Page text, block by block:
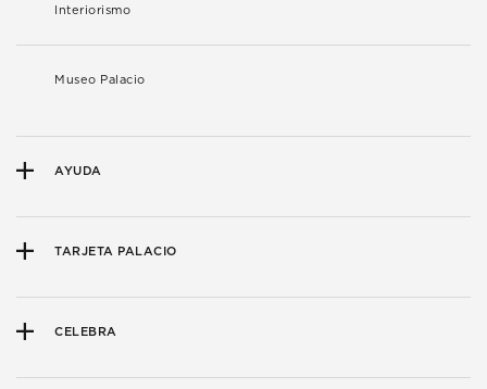
Interiorismo
Museo Palacio
AYUDA
TARJETA PALACIO
CELEBRA